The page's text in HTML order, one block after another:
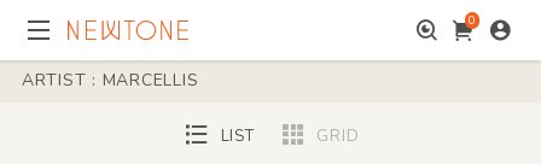
0
ARTIST : MARCELLIS
LIST GRID